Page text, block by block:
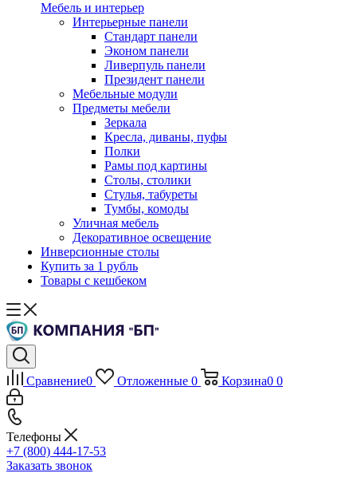
Мебель и интерьер
Интерьерные панели
Стандарт панели
Эконом панели
Ливерпуль панели
Президент панели
Мебельные модули
Предметы мебели
Зеркала
Кресла, диваны, пуфы
Полки
Рамы под картины
Столы, столики
Стулья, табуреты
Тумбы, комоды
Уличная мебель
Декоративное освещение
Инверсионные столы
Купить за 1 рубль
Товары с кешбеком
Сравнение0 Отложенные 0 Корзина0 0
Телефоны
+7 (800) 444-17-53
Заказать звонок